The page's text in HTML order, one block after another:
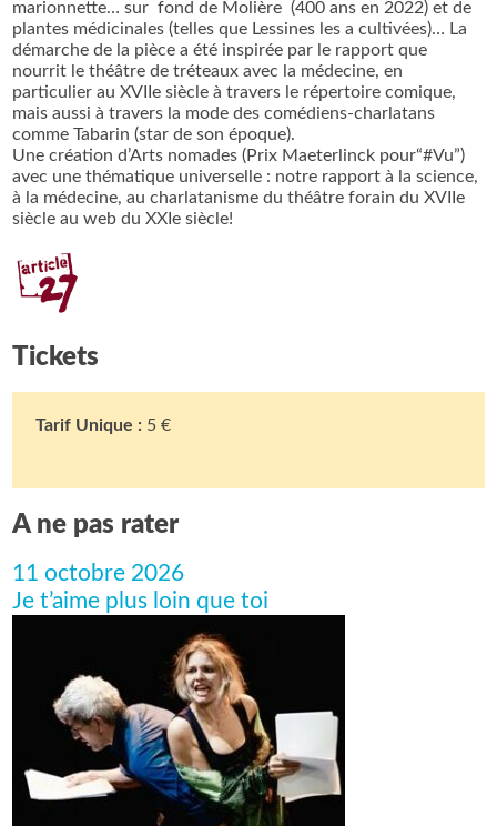
marionnette… sur fond de Molière (400 ans en 2022) et de
plantes médicinales (telles que Lessines les a cultivées)… La
démarche de la pièce a été inspirée par le rapport que
nourrit le théâtre de tréteaux avec la médecine, en
particulier au XVIIe siècle à travers le répertoire comique,
mais aussi à travers la mode des comédiens-charlatans
comme Tabarin (star de son époque).
Une création d’Arts nomades (Prix Maeterlinck pour“#Vu”)
avec une thématique universelle : notre rapport à la science,
à la médecine, au charlatanisme du théâtre forain du XVIIe
siècle au web du XXIe siècle!
Tickets
Tarif Unique : 5 €
A ne pas rater
11 octobre 2026
Je t’aime plus loin que toi